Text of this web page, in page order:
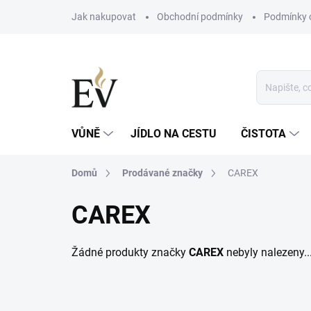
Jak nakupovat Obchodní podmínky Podmínky
VŮNĚ JÍDLO NA CESTU ČISTOTA
Domů Prodávané značky CAREX
CAREX
Žádné produkty značky CAREX nebyly nalezeny...